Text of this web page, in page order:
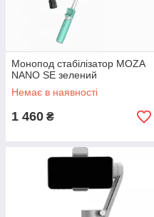
Монопод стабілізатор MOZA
NANO SE зелений
Немає в наявності
1 460 ₴